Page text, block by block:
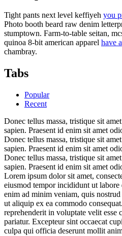
Tight pants next level keffiyeh you
Photo booth beard raw denim
stumptown. Farm-to-table seitan,
quinoa 8-bit american apparel have a
chambray.
Tabs
Popular
Recent
Donec tellus massa, tristique sit
sapien. Praesent id enim sit amet
Donec tellus massa, tristique sit
sapien. Praesent id enim sit amet
Donec tellus massa, tristique sit
sapien. Praesent id enim sit amet
Lorem ipsum dolor sit amet,
eiusmod tempor incididunt ut
enim ad minim veniam, quis
ut aliquip ex ea commodo
reprehenderit in voluptate velit
pariatur. Excepteur sint occaecat
culpa qui officia deserunt mollit